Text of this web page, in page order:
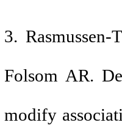
3.
Folsom AR.
modify